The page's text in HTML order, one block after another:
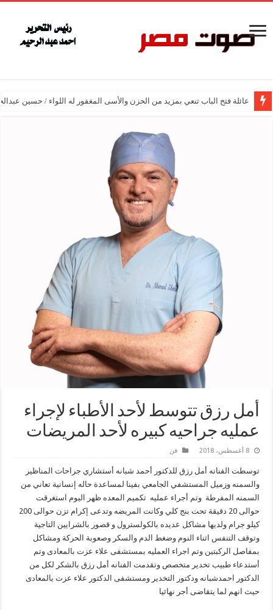
عائلة فتح الباب تنعي بمزيد من الحزن والأسى المغفور له اللواء / حسين
أمل رزق تتوسط لأحد الأطباء لإجراء
عمليه جراحيه كبيره لأحد المريضات
8 أغسطس، 2018 فن
توسطت الفنانه أمل رزق للدكتور أحمد شبانه أستشاري جراحات المناظير
والسمنه وزميل المستشفي الجامعي بفينا لمساعدة حاله إنسانية تعاني من
السمنه المفرطة وتم أجراء عمليه تكميم المعده ظهر اليوم استغرقت
حوالى 20 دقيقة تحت بنج كلي وكانت المريضه وتدعى إكرام تزن حوالى 200
كيلو جرام ولديها مشاكل عديده بالكولسترول و قصور بالشرايين التاجية
وتوقف التنفس اثناء النوم وضغط الدم والسكر وصعوبة الحركة ومشاكل
بمفاصل الركبتين وتم اجراء العمليه بمستشفى علاء عزت بالمعادى وتم
أستدعاء طبيب تخدير متخصص وتقدمت الفنانه أمل رزق بالشكر لكل من
الدكتور احمدشبانه ودكتور التخدير ومستشفى الدكتور علاء عزت بالمعادى
حيث انهم لما يتقاضى أجر نهائيا